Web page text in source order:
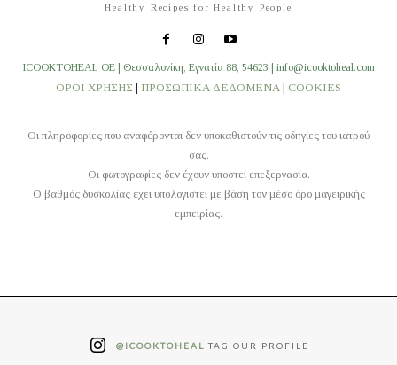
Healthy Recipes for Healthy People
ICOOKTOHEAL OE | Θεσσαλονίκη, Εγνατία 88, 54623 | info@icooktoheal.com
ΟΡΟΙ ΧΡΗΣΗΣ | ΠΡΟΣΩΠΙΚΑ ΔΕΔΟΜΕΝΑ | COOKIES
Οι πληροφορίες που αναφέρονται δεν υποκαθιστούν τις οδηγίες του ιατρού
σας.
Οι φωτογραφίες δεν έχουν υποστεί επεξεργασία.
O βαθμός δυσκολίας έχει υπολογιστεί με βάση τον μέσο όρο μαγειρικής
εμπειρίας.
@ICOOKTOHEAL TAG OUR PROFILE